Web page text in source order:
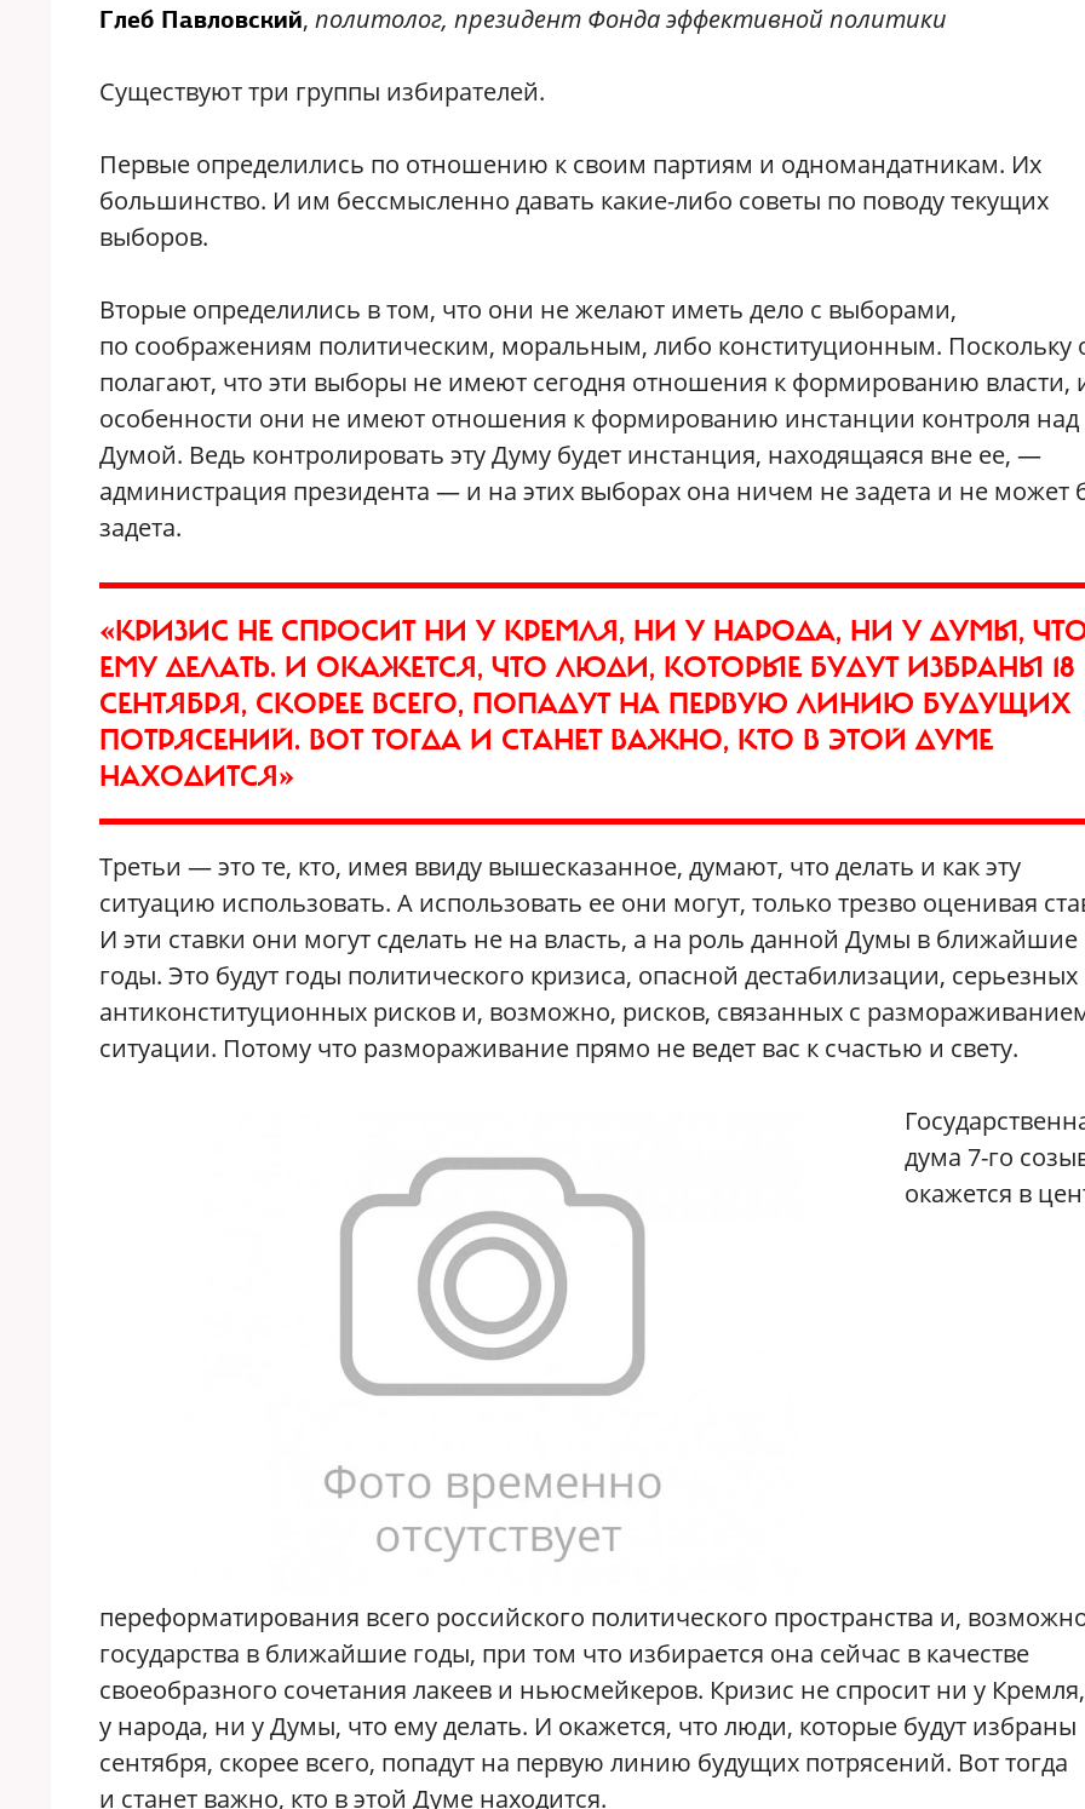
Глеб Павловский, политолог, президент Фонда эффективной политики
Существуют три группы избирателей.
Первые определились по отношению к своим партиям и одномандатникам. Их
большинство. И им бессмысленно давать какие-либо советы по поводу текущих
выборов.
Вторые определились в том, что они не желают иметь дело с выборами,
по соображениям политическим, моральным, либо конституционным. Поскольку
полагают, что эти выборы не имеют сегодня отношения к формированию власти,
особенности они не имеют отношения к формированию инстанции контроля над
Думой. Ведь контролировать эту Думу будет инстанция, находящаяся вне ее, —
администрация президента — и на этих выборах она ничем не задета и не может
задета.
«КРИЗИС НЕ СПРОСИТ НИ У КРЕМЛЯ, НИ У НАРОДА, НИ У ДУМЫ,
ЕМУ ДЕЛАТЬ. И ОКАЖЕТСЯ, ЧТО ЛЮДИ, КОТОРЫЕ БУДУТ ИЗБРАНЫ 18
СЕНТЯБРЯ, СКОРЕЕ ВСЕГО, ПОПАДУТ НА ПЕРВУЮ ЛИНИЮ БУДУЩИХ
ПОТРЯСЕНИЙ. ВОТ ТОГДА И СТАНЕТ ВАЖНО, КТО В ЭТОЙ ДУМЕ
НАХОДИТСЯ»
Третьи — это те, кто, имея ввиду вышесказанное, думают, что делать и как эту
ситуацию использовать. А использовать ее они могут, только трезво оценивая
И эти ставки они могут сделать не на власть, а на роль данной Думы в ближайшие
годы. Это будут годы политического кризиса, опасной дестабилизации, серьезных
антиконституционных рисков и, возможно, рисков, связанных с
ситуации. Потому что размораживание прямо не ведет вас к счастью и свету.
дума 7-го
окажется в
переформатирования всего российского политического пространства и,
государства в ближайшие годы, при том что избирается она сейчас в качестве
своеобразного сочетания лакеев и ньюсмейкеров. Кризис не спросит ни у
у народа, ни у Думы, что ему делать. И окажется, что люди, которые будут избраны
сентября, скорее всего, попадут на первую линию будущих потрясений. Вот тогда
и станет важно, кто в этой Думе находится.